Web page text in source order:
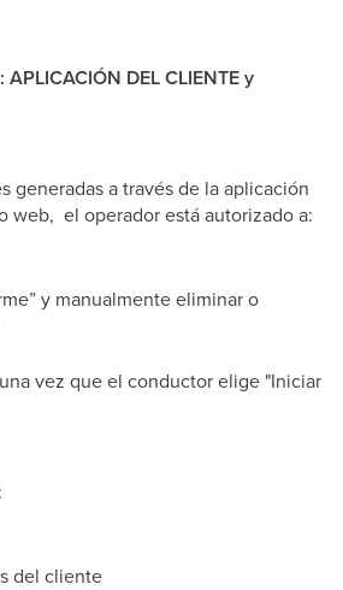
DEL CLIENTE y
generadas a través de la aplicación
web, el operador está autorizado a:
y manualmente eliminar o
vez que el conductor elige "Iniciar
del cliente